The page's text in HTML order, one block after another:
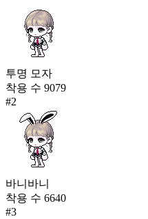
투명 모자
착용 수 9079
#2
바니바니
착용 수 6640
#3